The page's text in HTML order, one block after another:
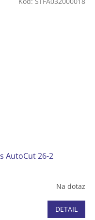
AutoCut 26-2
Na dotaz
DETAIL